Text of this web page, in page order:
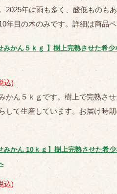
2025年は雨も多く、酸低ものも
年目の木のみです。詳細は商品
みかん５ｋｇ 】樹上完熟させた希
込)
かん５ｋｇです。樹上で完熟さ
して生産しています。お届け時
みかん 10ｋｇ】樹上完熟させた希
込)